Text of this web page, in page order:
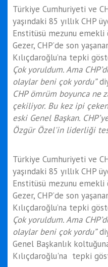
Türkiye Cumhuriyeti ve
yaşındaki 85 yıllık CHP
Enstitüsü mezunu
Gezer, CHP’de son
Kılıçdaroğlu’na tepki
Çok yoruldum. Ama
olaylar beni çok yordu”
CHP ömrüm boyunca ne
çekiliyor. Bu kez ipi
eski Genel Başkan.
Özgür Özel'in liderliği
Türkiye Cumhuriyeti ve
yaşındaki 85 yıllık CHP
Enstitüsü mezunu
Gezer, CHP’de son
Kılıçdaroğlu’na tepki
Çok yoruldum. Ama
olaylar beni çok yordu”
Genel Başkanlık
Kılıçdaroğlu'na tepki